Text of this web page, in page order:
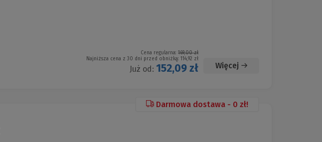
Cena regularna: 169,00 zł
Najniższa cena z 30 dni przed obniżką: 114,92 zł
Już od: 152,09 zł Więcej
Darmowa dostawa - 0 zł!